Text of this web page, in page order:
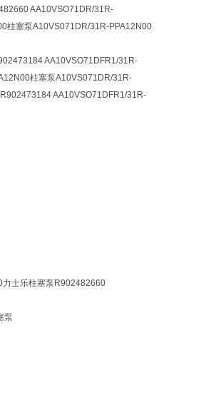
AA10VSO71DR/31R-
柱塞泵A10VS071DR/31R-PPA12N00
AA10VSO71DFR1/31R-
柱塞泵A10VS071DR/31R-
AA10VSO71DFR1/31R-
士乐柱塞泵R902482660
泵